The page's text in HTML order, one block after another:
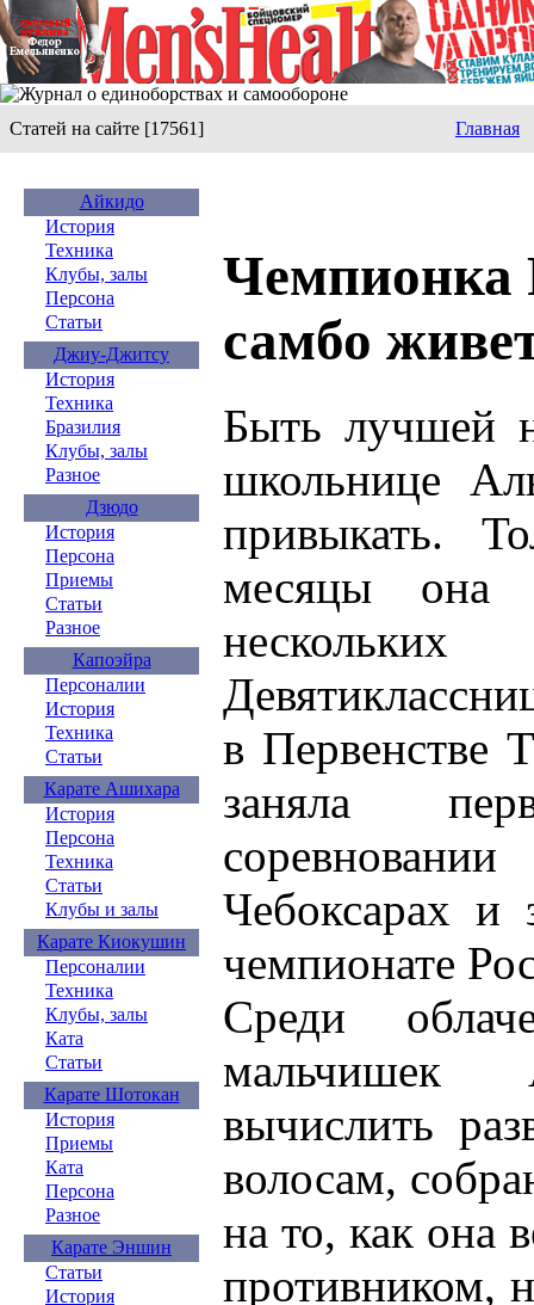
Статей на сайте [17561] Главная
Айкидо
История
Техника
Клубы, залы
Персона
Статьи
Джиу-Джитсу
История
Техника
Бразилия
Клубы, залы
Разное
Дзюдо
История
Персона
Приемы
Статьи
Разное
Капоэйра
Персоналии
История
Техника
Статьи
Карате Ашихара
История
Персона
Техника
Статьи
Клубы и залы
Карате Киокушин
Персоналии
Техника
Клубы, залы
Ката
Статьи
Карате Шотокан
История
Приемы
Ката
Персона
Разное
Карате Эншин
Статьи
История
Чемпионка
самбо
Быть лучшей
школьнице
привыкать.
месяцы она
в Первенстве
заняла
Чебоксарах и
чемпионате
Среди
мальчишек
вычислить
волосам,
на то, как она
противником,